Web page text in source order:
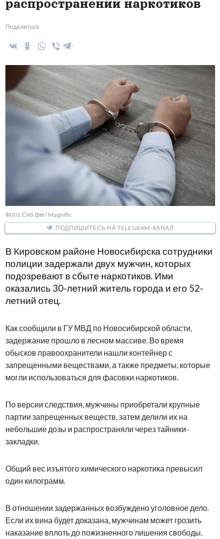
распространении наркотиков
Поделиться
Фото: Сиб.фм / Magnific
ПОДПИШИТЕСЬ НА TELEGRAM-КАНАЛ
В Кировском районе Новосибирска сотрудники
полиции задержали двух мужчин, которых
подозревают в сбыте наркотиков. Ими
оказались 30-летний житель города и его 52-
летний отец.
Как сообщили в ГУ МВД по Новосибирской области,
задержание прошло в лесном массиве. Во время
обысков правоохранители нашли контейнер с
запрещенными веществами, а также предметы, которые
могли использоваться для фасовки наркотиков.
По версии следствия, мужчины приобретали крупные
партии запрещенных веществ, затем делили их на
небольшие дозы и распространяли через тайники-
закладки.
Общий вес изъятого химического наркотика превысил
один килограмм.
В отношении задержанных возбуждено уголовное дело.
Если их вина будет доказана, мужчинам может грозить
наказание вплоть до пожизненного лишения свободы.